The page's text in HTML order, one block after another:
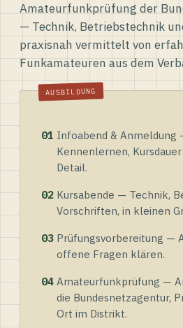
Amateurfunkprüfung der
— Technik, Betriebstechnik
praxisnah vermittelt von
Funkamateuren aus dem
01 Infoabend & Anmeldung
Kennenlernen,
Detail.
02 Kursabende — Technik,
Vorschriften, in kleinen
03 Prüfungsvorbereitung —
offene Fragen klären.
04 Amateurfunkprüfung —
die Bundesnetzagentur,
Ort im Distrikt.